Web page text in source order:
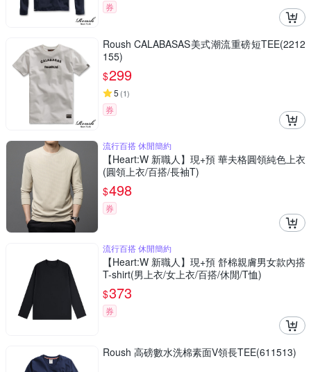
券
Roush CALABASAS美式潮流重磅短TEE(2212
155)
$299
5 (1)
券
流行百搭 休閒簡約
【Heart:W 新職人】現+預 華夫格圓領純色上衣
(圓領上衣/百搭/長袖T)
$498
券
流行百搭 休閒簡約
【Heart:W 新職人】現+預 舒棉親膚男女款內搭
T-shirt(男上衣/女上衣/百搭/休閒/T恤)
$373
券
Roush 高磅數水洗棉素面V領長TEE(611513)